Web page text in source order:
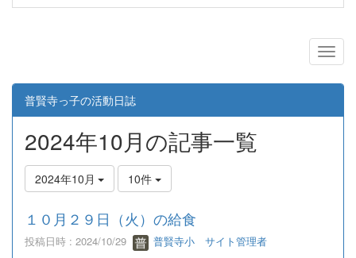
普賢寺っ子の活動日誌
2024年10月の記事一覧
2024年10月 10件
１０月２９日（火）の給食
投稿日時 : 2024/10/29 普賢寺小 サイト管理者